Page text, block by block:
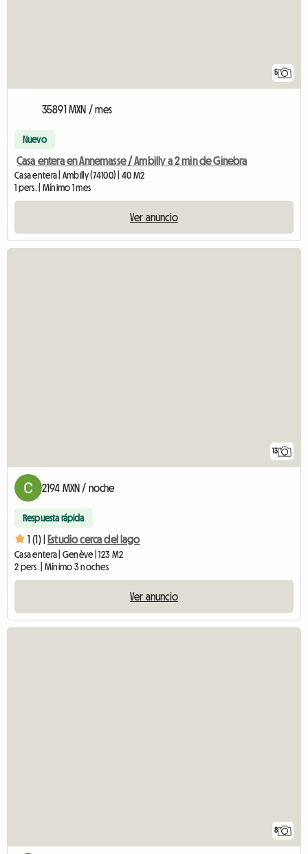
5
35891 MXN / mes
Nuevo
Casa entera en Annemasse / Ambilly a 2 min de Ginebra
Casa entera | Ambilly (74100) | 40 M2
1 pers. | Mínimo 1 mes
Ver anuncio
13
2194 MXN / noche
Respuesta rápida
1 (1) | Estudio cerca del lago
Casa entera | Genève | 123 M2
2 pers. | Mínimo 3 noches
Ver anuncio
8